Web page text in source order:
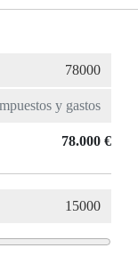
78.000 €